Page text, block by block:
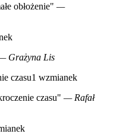
obłożenie" —
Grażyna Lis
czasu1 wzmianek
czasu" — Rafał